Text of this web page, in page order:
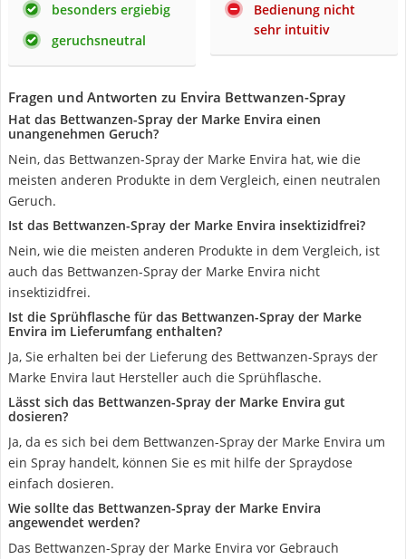
besonders ergiebig
geruchsneutral
Bedienung nicht
sehr intuitiv
Fragen und Antworten zu Envira Bettwanzen-Spray
Hat das Bettwanzen-Spray der Marke Envira einen
unangenehmen Geruch?
Nein, das Bettwanzen-Spray der Marke Envira hat, wie die
meisten anderen Produkte in dem Vergleich, einen neutralen
Geruch.
Ist das Bettwanzen-Spray der Marke Envira insektizidfrei?
Nein, wie die meisten anderen Produkte in dem Vergleich, ist
auch das Bettwanzen-Spray der Marke Envira nicht
insektizidfrei.
Ist die Sprühflasche für das Bettwanzen-Spray der Marke
Envira im Lieferumfang enthalten?
Ja, Sie erhalten bei der Lieferung des Bettwanzen-Sprays der
Marke Envira laut Hersteller auch die Sprühflasche.
Lässt sich das Bettwanzen-Spray der Marke Envira gut
dosieren?
Ja, da es sich bei dem Bettwanzen-Spray der Marke Envira um
ein Spray handelt, können Sie es mit hilfe der Spraydose
einfach dosieren.
Wie sollte das Bettwanzen-Spray der Marke Envira
angewendet werden?
Das Bettwanzen-Spray der Marke Envira vor Gebrauch